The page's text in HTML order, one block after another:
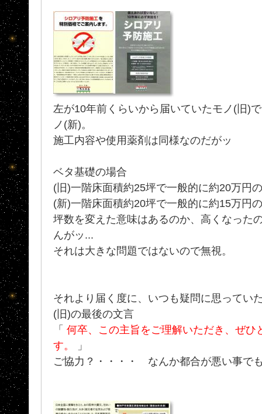
左が10年前くらいから届いていたモノ(旧)
ノ(新)。
施工内容や使用薬剤は同様なのだがッ
ベタ基礎の場合
(旧)一階床面積約25坪で一般的に約20万円
(新)一階床面積約20坪で一般的に約15万円
坪数を変えた意味はあるのか、高くなった
んがッ...
それは大きな問題ではないので無視。
それより届く度に、いつも疑問に思ってい
(旧)の最後の文言
「 何卒、この主旨をご理解いただき、ぜひ
す。
」
ご協力？・・・・ なんか都合が悪い事で